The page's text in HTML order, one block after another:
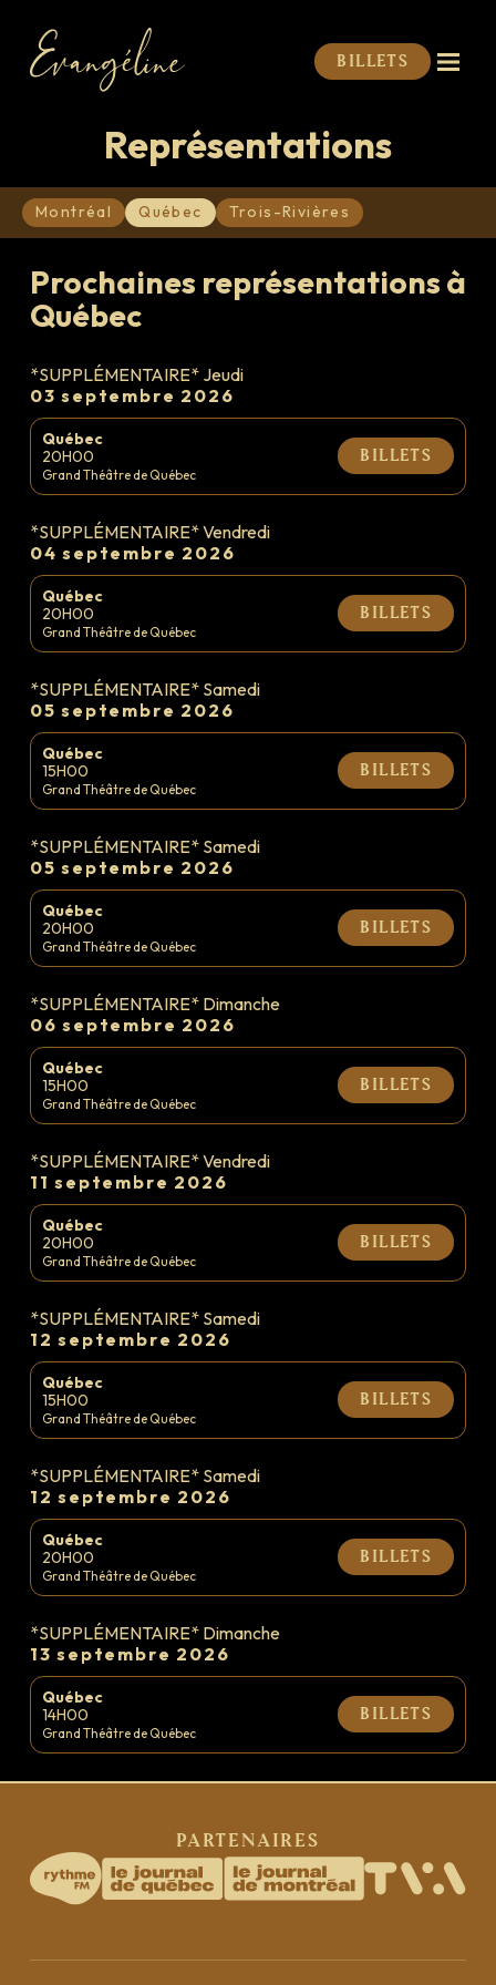
Billets
FR |EN
Représentations
Montréal Québec Trois-Rivières
Prochaines représentations à
Québec
*SUPPLÉMENTAIRE* Jeudi
03 septembre 2026
Québec
20H00
Grand Théâtre de Québec
Billets
*SUPPLÉMENTAIRE* Vendredi
04 septembre 2026
Québec
20H00
Grand Théâtre de Québec
Billets
*SUPPLÉMENTAIRE* Samedi
05 septembre 2026
Québec
15H00
Grand Théâtre de Québec
Billets
*SUPPLÉMENTAIRE* Samedi
05 septembre 2026
Québec
20H00
Grand Théâtre de Québec
Billets
*SUPPLÉMENTAIRE* Dimanche
06 septembre 2026
Québec
15H00
Grand Théâtre de Québec
Billets
*SUPPLÉMENTAIRE* Vendredi
11 septembre 2026
Québec
20H00
Grand Théâtre de Québec
Billets
*SUPPLÉMENTAIRE* Samedi
12 septembre 2026
Québec
15H00
Grand Théâtre de Québec
Billets
*SUPPLÉMENTAIRE* Samedi
12 septembre 2026
Québec
20H00
Grand Théâtre de Québec
Billets
*SUPPLÉMENTAIRE* Dimanche
13 septembre 2026
Québec
14H00
Grand Théâtre de Québec
Billets
Partenaires